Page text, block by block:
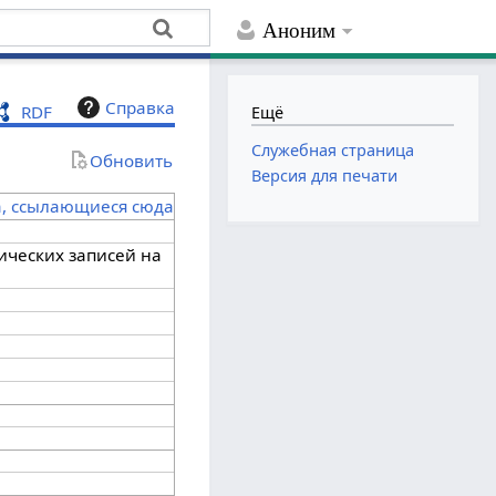
Аноним
RDF Справка
Обновить
ссылающиеся сюда
записей на
Ещё
Служебная страница
Версия для печати